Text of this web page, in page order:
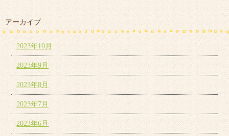
アーカイブ
2023年10月
2023年9月
2023年8月
2023年7月
2023年6月